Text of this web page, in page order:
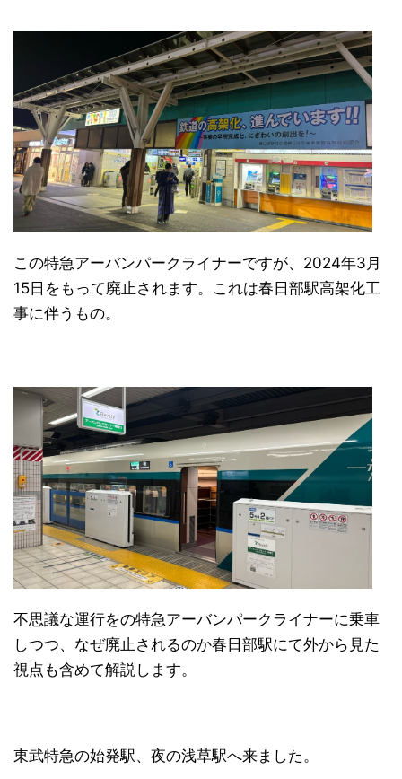
この特急アーバンパークライナーですが、2024年3月
15日をもって廃止されます。これは春日部駅高架化工
事に伴うもの。
不思議な運行をの特急アーバンパークライナーに乗車
しつつ、なぜ廃止されるのか春日部駅にて外から見た
視点も含めて解説します。
東武特急の始発駅、夜の浅草駅へ来ました。